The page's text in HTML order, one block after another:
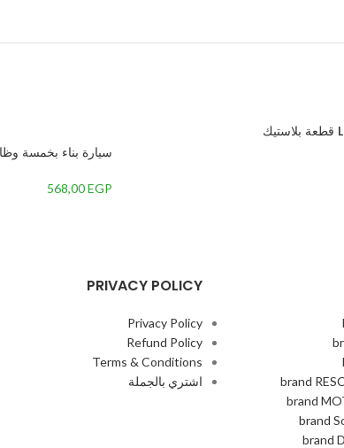
568,00EGP
brand
brand
brand
brand
PRIVACY POLICY
Privacy Policy
Refund Policy
Terms & Conditions
اشتري بالجملة